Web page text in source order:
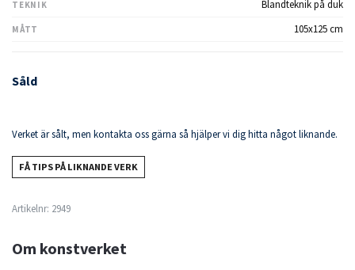
TEKNIK Blandteknik på duk
MÅTT 105x125 cm
Såld
Verket är sålt, men kontakta oss gärna så hjälper vi dig hitta något liknande.
FÅ TIPS PÅ LIKNANDE VERK
Artikelnr: 2949
Om konstverket